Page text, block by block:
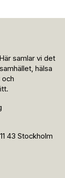
samlar vi det
hälsa
och
43 Stockholm